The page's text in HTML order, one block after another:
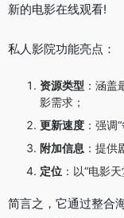
新的电影在线观看!
私人影院功能亮点：
资源类型 ：涵
影需求；
更新速度 ：强调
附加信息 ：提供
定位 ：以“电影
简言之，它通过整合